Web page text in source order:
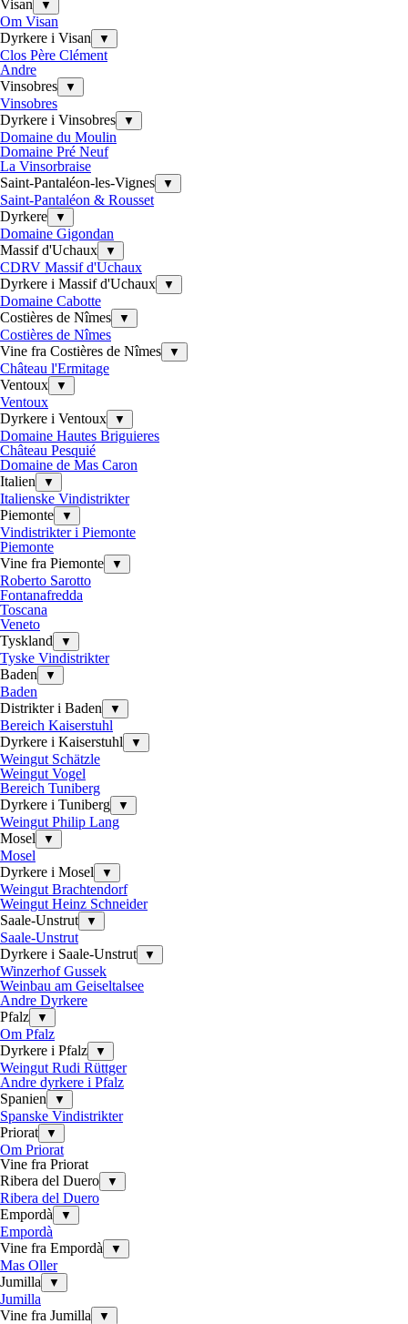
Visan ▼
Om Visan
Dyrkere i Visan
▼
Clos Père Clément
Andre
Vinsobres
▼
Vinsobres
Dyrkere i Vinsobres
▼
Domaine du Moulin
Domaine Pré Neuf
La Vinsorbraise
Saint-Pantaléon-les-Vignes
▼
Saint-Pantaléon & Rousset
Dyrkere
▼
Domaine Gigondan
Massif d'Uchaux
▼
CDRV Massif d'Uchaux
Dyrkere i Massif d'Uchaux
▼
Domaine Cabotte
Costières de Nîmes
▼
Costières de Nîmes
Vine fra Costières de Nîmes
▼
Château l'Ermitage
Ventoux
▼
Ventoux
Dyrkere i Ventoux
▼
Domaine Hautes Briguieres
Château Pesquié
Domaine de Mas Caron
Italien
▼
Italienske Vindistrikter
Piemonte
▼
Vindistrikter i Piemonte
Piemonte
Vine fra Piemonte
▼
Roberto Sarotto
Fontanafredda
Toscana
Veneto
Tyskland
▼
Tyske Vindistrikter
Baden
▼
Baden
Distrikter i Baden
▼
Bereich Kaiserstuhl
Dyrkere i Kaiserstuhl
▼
Weingut Schätzle
Weingut Vogel
Bereich Tuniberg
Dyrkere i Tuniberg
▼
Weingut Philip Lang
Mosel
▼
Mosel
Dyrkere i Mosel
▼
Weingut Brachtendorf
Weingut Heinz Schneider
Saale-Unstrut
▼
Saale-Unstrut
Dyrkere i Saale-Unstrut
▼
Winzerhof Gussek
Weinbau am Geiseltalsee
Andre Dyrkere
Pfalz
▼
Om Pfalz
Dyrkere i Pfalz
▼
Weingut Rudi Rüttger
Andre dyrkere i Pfalz
Spanien
▼
Spanske Vindistrikter
Priorat
▼
Om Priorat
Vine fra Priorat
Ribera del Duero
▼
Ribera del Duero
Empordà
▼
Empordà
Vine fra Empordà
▼
Mas Oller
Jumilla
▼
Jumilla
Vine fra Jumilla
▼